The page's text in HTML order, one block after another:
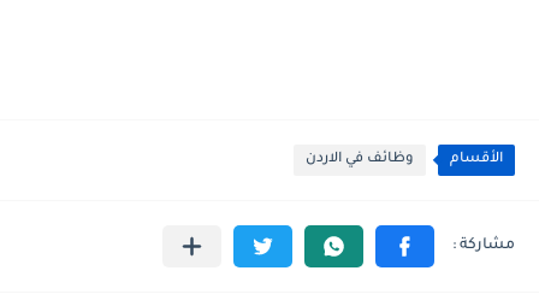
الأقسام وظائف في الاردن